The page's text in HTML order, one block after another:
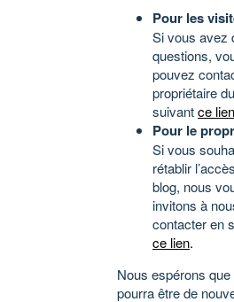
Pour les
Si vous avez
questions,
pouvez
propriétaire
suivantce lien
Pour le
Si vous
rétablir
blog, nous
invitons à
contacter en
ce lien.
Nous espérons
pourra être de